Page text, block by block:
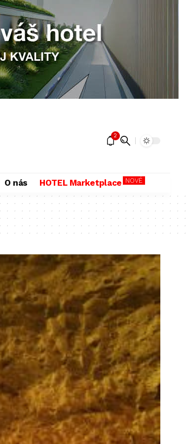
2
O nás HOTEL Marketplace NOVÉ